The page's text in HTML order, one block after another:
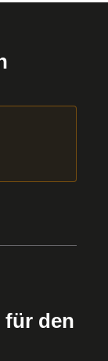
für den